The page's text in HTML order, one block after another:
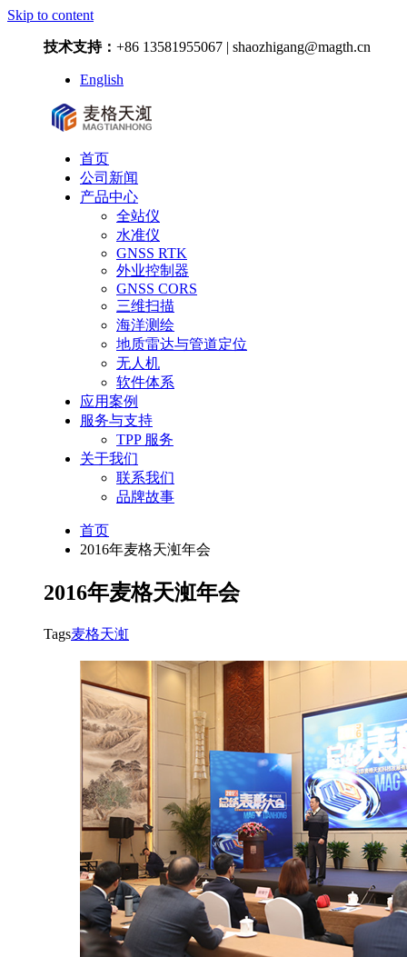
Skip to content
技术支持： +86 13581955067 | shaozhigang@magth.cn
English
首页
公司新闻
产品中心
全站仪
水准仪
GNSS RTK
外业控制器
GNSS CORS
三维扫描
海洋测绘
地质雷达与管道定位
无人机
软件体系
应用案例
服务与支持
TPP 服务
关于我们
联系我们
品牌故事
首页
2016年麦格天渱年会
2016年麦格天渱年会
Tags麦格天渱